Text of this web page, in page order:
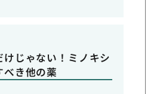
けじゃない！ミノキシ
べき他の薬